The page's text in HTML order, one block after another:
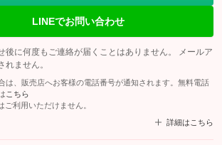
LINEでお問い合わせ
後に何度もご連絡が届くことはありません。 メールア
れません。
は、販売店へお客様の電話番号が通知されます。無料電話
こちら
ご利用いただけません。
詳細はこちら